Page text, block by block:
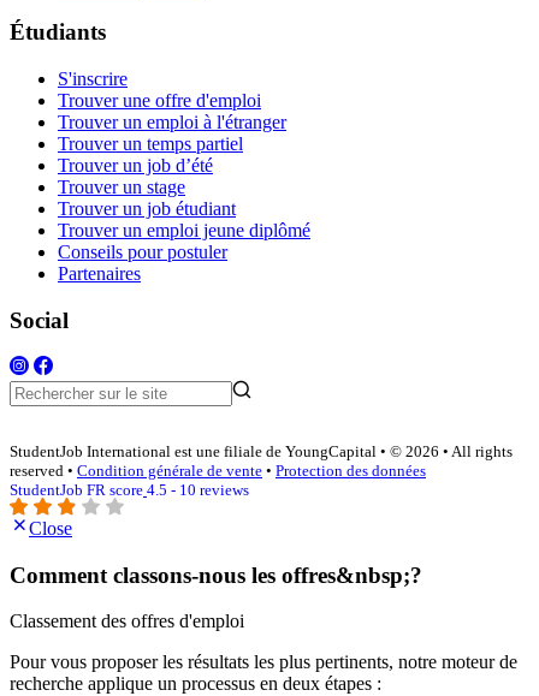
Étudiants
S'inscrire
Trouver une offre d'emploi
Trouver un emploi à l'étranger
Trouver un temps partiel
Trouver un job d’été
Trouver un stage
Trouver un job étudiant
Trouver un emploi jeune diplômé
Conseils pour postuler
Partenaires
Social
StudentJob International est une filiale de YoungCapital • © 2026 • All rights
reserved • Condition générale de vente • Protection des données
StudentJob FR score 4.5 - 10 reviews
Close
Comment classons-nous les offres&nbsp;?
Classement des offres d'emploi
Pour vous proposer les résultats les plus pertinents, notre moteur de
recherche applique un processus en deux étapes :